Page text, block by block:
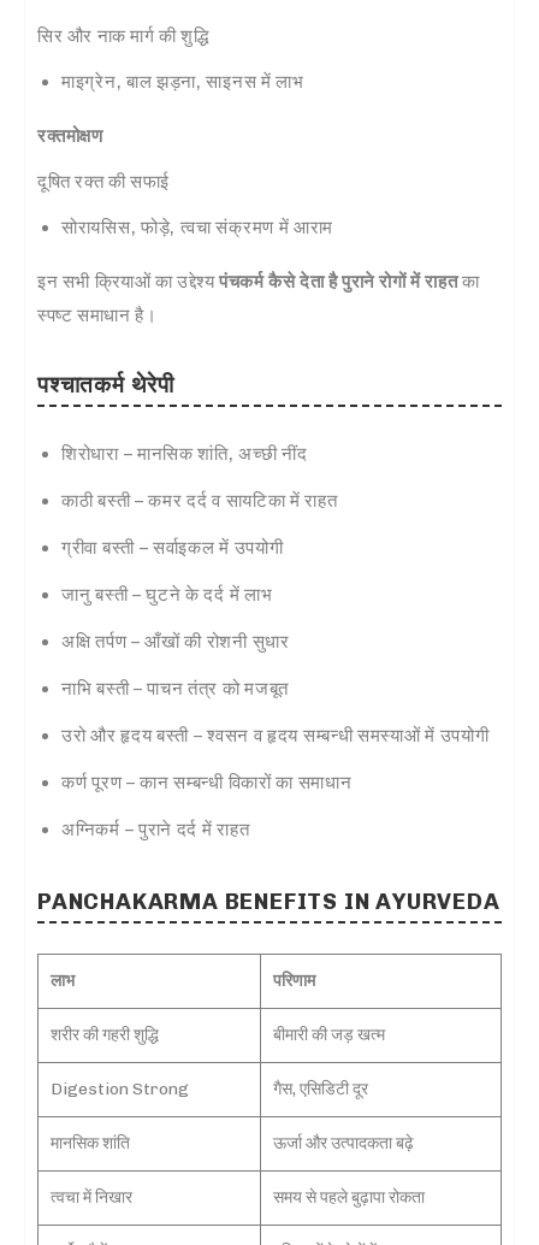
सिर और नाक मार्ग की शुद्धि
माइग्रेन, बाल झड़ना, साइनस में लाभ
रक्तमोक्षण
दूषित रक्त की सफाई
सोरायसिस, फोड़े, त्वचा संक्रमण में आराम
इन सभी क्रियाओं का उद्देश्यपंचकर्म कैसे देता है पुराने रोगों में राहतका
स्पष्ट समाधान है।
पश्चातकर्म थेरेपी
शिरोधारा – मानसिक शांति, अच्छी नींद
काठी बस्ती – कमर दर्द व सायटिका में राहत
ग्रीवा बस्ती – सर्वाइकल में उपयोगी
जानु बस्ती – घुटने के दर्द में लाभ
अक्षि तर्पण – आँखों की रोशनी सुधार
नाभि बस्ती – पाचन तंत्र को मजबूत
उरो और हृदय बस्ती – श्वसन व हृदय सम्बन्धी समस्याओं में उपयोगी
कर्ण पूरण – कान सम्बन्धी विकारों का समाधान
अग्निकर्म – पुराने दर्द में राहत
PANCHAKARMA BENEFITS IN AYURVEDA
लाभ परिणाम
शरीर की गहरी शुद्धि बीमारी की जड़ खत्म
Digestion Strong गैस, एसिडिटी दूर
मानसिक शांति ऊर्जा और उत्पादकता बढ़े
त्वचा में निखार समय से पहले बुढ़ापा रोकता